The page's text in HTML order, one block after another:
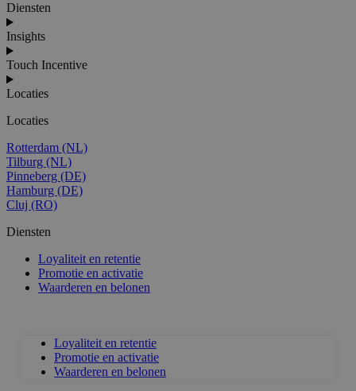
Diensten
Insights
Touch Incentive
Locaties
Locaties
Rotterdam (NL)
Tilburg (NL)
Pinneberg (DE)
Hamburg (DE)
Cluj (RO)
Diensten
Loyaliteit en retentie
Promotie en activatie
Waarderen en belonen
Loyaliteit en retentie
Promotie en activatie
Waarderen en belonen